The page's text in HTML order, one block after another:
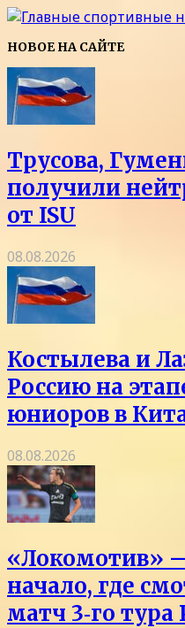
НОВОЕ НА САЙТЕ
Трусова,
получили
от ISU
08.08.2026
Костылева и
Россию на
юниоров в
08.08.2026
«Локомотив»
начало, где
матч 3‑го тура